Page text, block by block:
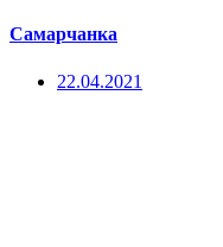
Самарчанка
22.04.2021